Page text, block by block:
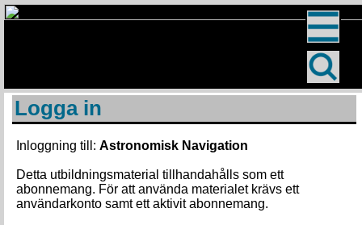
Logga in
Inloggning till: Astronomisk Navigation
Detta utbildningsmaterial tillhandahålls som ett
abonnemang. För att använda materialet krävs ett
användarkonto samt ett aktivit abonnemang.